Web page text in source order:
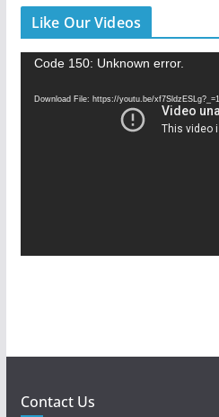
Like Our Videos
Code 150: Unknown error.
Download File: https://youtu.be/xf7SldzESLg?_=1
Contact Us